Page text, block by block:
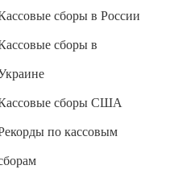
сборы в России
сборы в
сборы США
по кассовым